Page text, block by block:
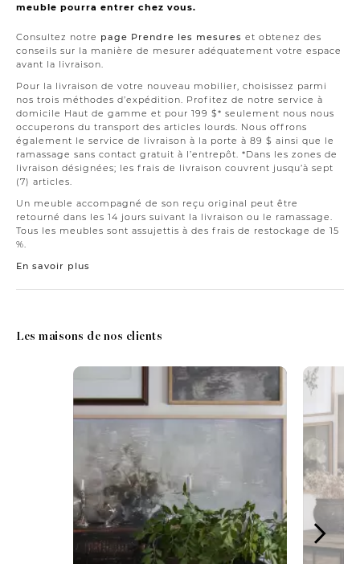
meuble pourra entrer chez vous.
Consultez notre page Prendre les mesures et obtenez des
conseils sur la manière de mesurer adéquatement votre espace
avant la livraison.
Pour la livraison de votre nouveau mobilier, choisissez parmi
nos trois méthodes d’expédition. Profitez de notre service à
domicile Haut de gamme et pour 199 $* seulement nous nous
occuperons du transport des articles lourds. Nous offrons
également le service de livraison à la porte à 89 $ ainsi que le
ramassage sans contact gratuit à l’entrepôt. *Dans les zones de
livraison désignées; les frais de livraison couvrent jusqu’à sept
(7) articles.
Un meuble accompagné de son reçu original peut être
retourné dans les 14 jours suivant la livraison ou le ramassage.
Tous les meubles sont assujettis à des frais de restockage de 15
%.
En savoir plus
Les maisons de nos clients
Media Carousel
Carousel with product photos. Use the previous and